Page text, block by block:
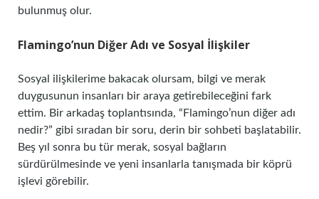
bulunmuş olur.
Flamingo’nun Diğer Adı ve Sosyal İlişkiler
Sosyal ilişkilerime bakacak olursam, bilgi ve merak
duygusunun insanları bir araya getirebileceğini fark
ettim. Bir arkadaş toplantısında, “Flamingo’nun diğer adı
nedir?” gibi sıradan bir soru, derin bir sohbeti başlatabilir.
Beş yıl sonra bu tür merak, sosyal bağların
sürdürülmesinde ve yeni insanlarla tanışmada bir köprü
işlevi görebilir.